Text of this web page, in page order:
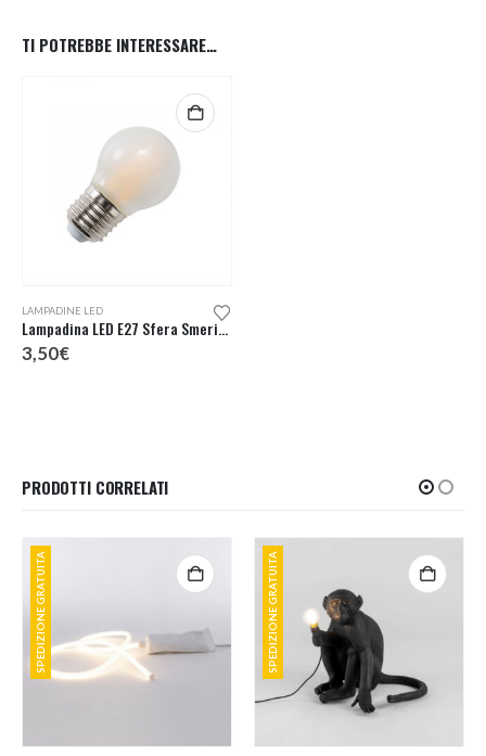
TI POTREBBE INTERESSARE…
LAMPADINE LED
Lampadina LED E27 Sfera Smerigliata
3,50€
PRODOTTI CORRELATI
SPEDIZIONE GRATUITA SPEDIZIONE GRATUITA